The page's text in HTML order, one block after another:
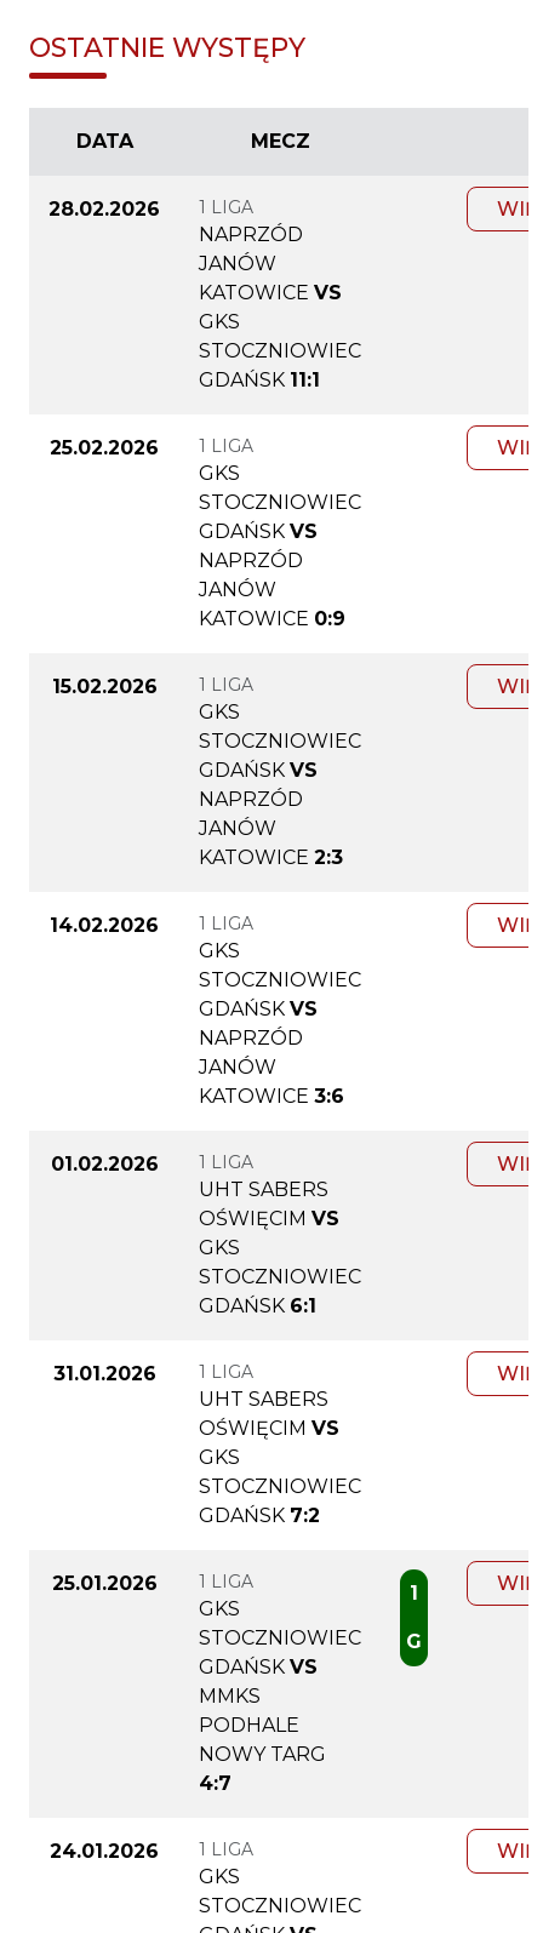
OSTATNIE WYSTĘPY
DATA MECZ
28.02.2026 1 LIGA
NAPRZÓD
JANÓW
KATOWICE VS
GKS
STOCZNIOWIEC
GDAŃSK 11:1
25.02.2026 1 LIGA
GKS
STOCZNIOWIEC
GDAŃSK VS
NAPRZÓD
JANÓW
KATOWICE 0:9
15.02.2026 1 LIGA
GKS
STOCZNIOWIEC
GDAŃSK VS
NAPRZÓD
JANÓW
KATOWICE 2:3
14.02.2026 1 LIGA
GKS
STOCZNIOWIEC
GDAŃSK VS
NAPRZÓD
JANÓW
KATOWICE 3:6
01.02.2026 1 LIGA
UHT SABERS
OŚWIĘCIM VS
GKS
STOCZNIOWIEC
GDAŃSK 6:1
31.01.2026 1 LIGA
UHT SABERS
OŚWIĘCIM VS
GKS
STOCZNIOWIEC
GDAŃSK 7:2
25.01.2026 1 LIGA
GKS
STOCZNIOWIEC
GDAŃSK VS
MMKS
PODHALE
NOWY TARG
4:7
1
G
24.01.2026 1 LIGA
GKS
STOCZNIOWIEC